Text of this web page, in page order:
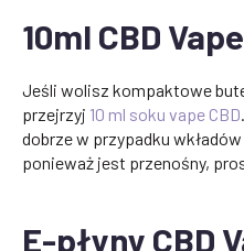
10ml CBD
Jeśli wolisz kompaktowe
przejrzyj 10 ml soku vape CBD
dobrze w przypadku
ponieważ jest przenośny,
E-płyny CBD